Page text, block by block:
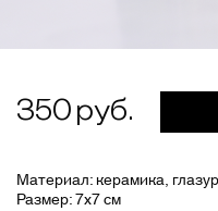
350
Материал: керамика,
Размер: 7х7 см